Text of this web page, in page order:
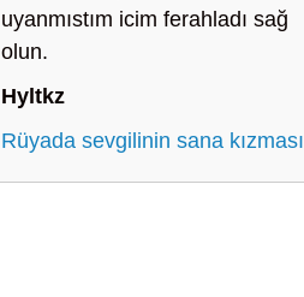
uyanmıstım icim ferahladı sağ
olun.
Hyltkz
Rüyada sevgilinin sana kızması